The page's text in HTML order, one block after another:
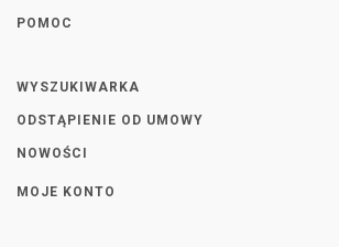
POMOC
WYSZUKIWARKA
ODSTĄPIENIE OD UMOWY
NOWOŚCI
MOJE KONTO